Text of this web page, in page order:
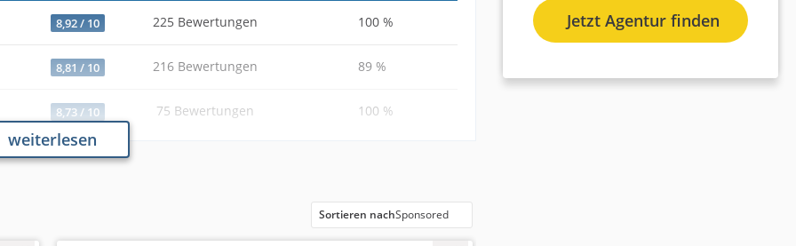
8,92 / 10 225 Bewertungen 100 %
8,81 / 10 216 Bewertungen 89 %
8,73 / 10 75 Bewertungen 100 %
einer Bewertung von 8,92 von 10 Punkten die Rangliste der Top
zurückblicken und erreicht eine beeindruckende
weiterlesen
Sortieren nachSponsored
Jetzt Agentur finden